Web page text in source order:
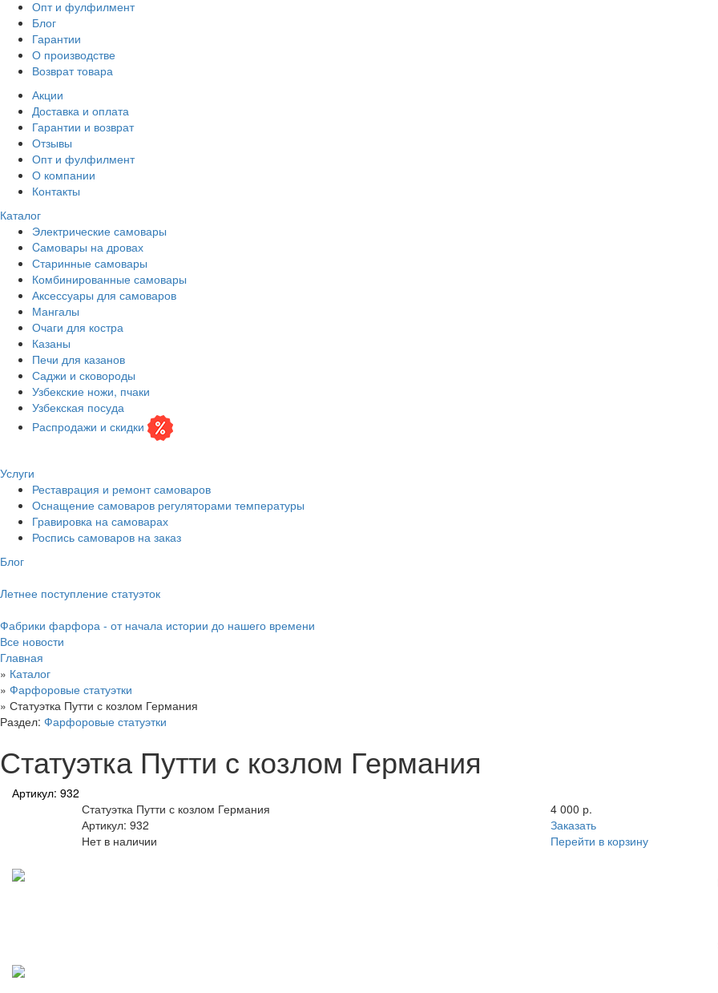
Опт и фулфилмент
Блог
Гарантии
О производстве
Возврат товара
Акции
Доставка и оплата
Гарантии и возврат
Отзывы
Опт и фулфилмент
О компании
Контакты
Каталог
Электрические самовары
Cамовары на дровах
Старинные самовары
Комбинированные самовары
Аксессуары для самоваров
Мангалы
Очаги для костра
Казаны
Печи для казанов
Саджи и сковороды
Узбекские ножи, пчаки
Узбекская посуда
Распродажи и скидки
Услуги
Реставрация и ремонт самоваров
Оснащение самоваров регуляторами температуры
Гравировка на самоварах
Роспись самоваров на заказ
Блог
Летнее поступление статуэток
Фабрики фарфора - от начала истории до нашего времени
Все новости
Главная
» Каталог
» Фарфоровые статуэтки
» Статуэтка Путти с козлом Германия
Раздел: Фарфоровые статуэтки
Статуэтка Путти с козлом Германия
Артикул: 932
Статуэтка Путти с козлом Германия
Артикул: 932
Нет в наличии
4 000 р.
Заказать
Перейти в корзину